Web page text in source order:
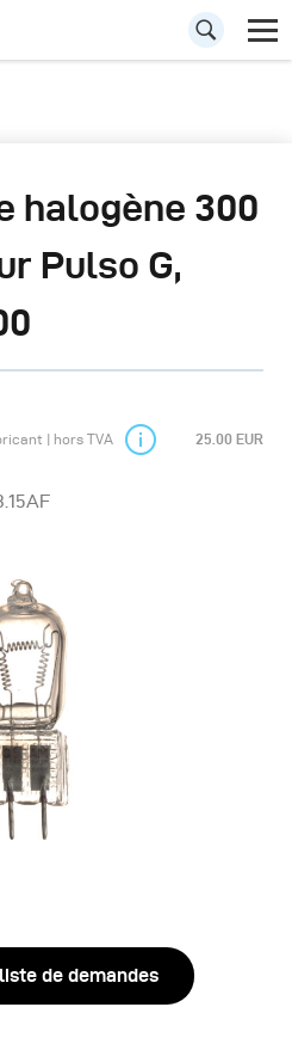
halogène 300
Pulso G,
| hors TVA 25.00 EUR
de demandes